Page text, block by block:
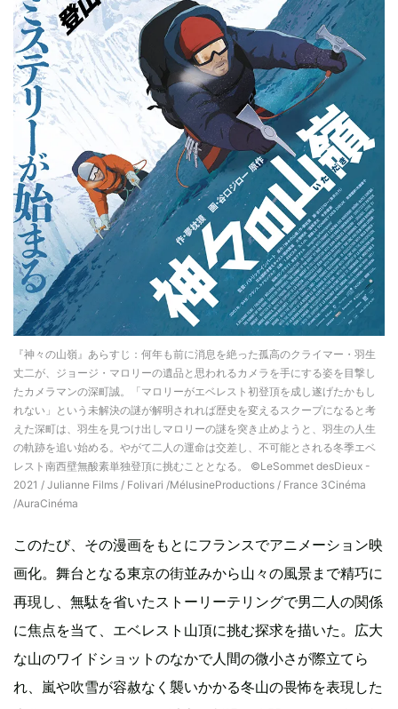
『神々の山嶺』あらすじ：何年も前に消息を絶った孤高のクライマー・羽生
丈二が、ジョージ・マロリーの遺品と思われるカメラを手にする姿を目撃し
たカメラマンの深町誠。「マロリーがエベレスト初登頂を成し遂げたかもし
れない」という未解決の謎が解明されれば歴史を変えるスクープになると考
えた深町は、羽生を見つけ出しマロリーの謎を突き止めようと、羽生の人生
の軌跡を追い始める。やがて二人の運命は交差し、不可能とされる冬季エベ
レスト南西壁無酸素単独登頂に挑むこととなる。 ©LeSommet desDieux -
2021 / Julianne Films / Folivari /MélusineProductions / France 3Cinéma
/AuraCinéma
このたび、その漫画をもとにフランスでアニメーション映
画化。舞台となる東京の街並みから山々の風景まで精巧に
再現し、無駄を省いたストーリーテリングで男二人の関係
に焦点を当て、エベレスト山頂に挑む探求を描いた。広大
な山のワイドショットのなかで人間の微小さが際立てら
れ、嵐や吹雪が容赦なく襲いかかる冬山の畏怖を表現した